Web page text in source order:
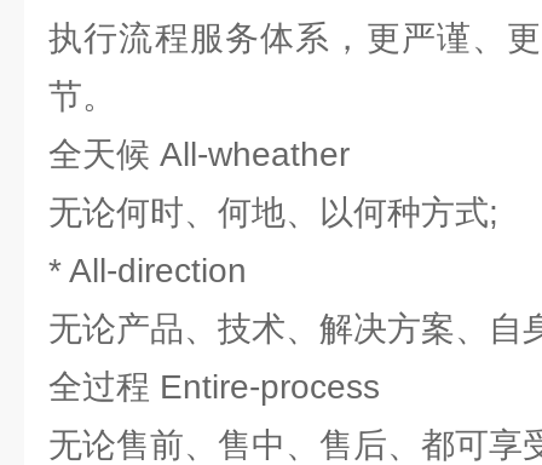
执行流程服务体系，更严谨、
节。
全天候 All-wheather
无论何时、何地、以何种方式;
* All-direction
无论产品、技术、解决方案、自
全过程 Entire-process
无论售前、售中、售后、都可享